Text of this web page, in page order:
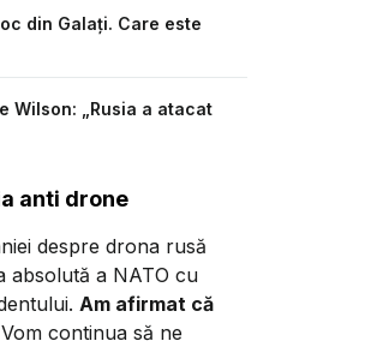
din Galați. Care este
Wilson: „Rusia a atacat
anti drone
despre drona rusă
absolută a NATO cu
Am afirmat că
Vom continua să ne